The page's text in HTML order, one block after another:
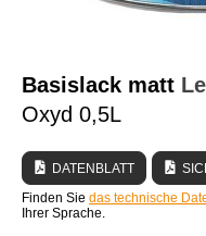
TUTORIAL & TIPPS
Basislack matt
Oxyd 0,5L
DATENBLATT
Finden Sie das technische
Ihrer Sprache.